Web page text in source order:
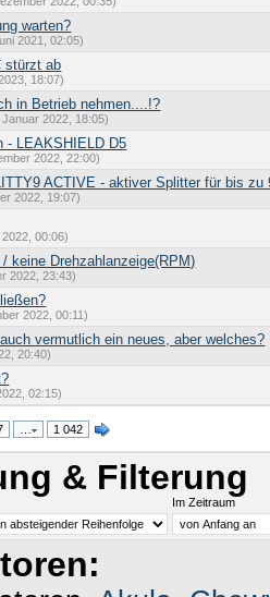
warten?
2021, 02:05)
stürzt ab
18:07)
in Betrieb nehmen....!?
2022, 18:05)
- LEAKSHIELD D5
2022, 22:00)
ACTIVE - aktiver Splitter für bis zu
2022, 19:07)
00:06)
keine Drehzahlanzeige(RPM)
2022, 23:43)
2022, 00:11)
vermutlich ein neues, aber welches?
20:40)
02:15)
… 1 042
& Filterung
Im Zeitraum